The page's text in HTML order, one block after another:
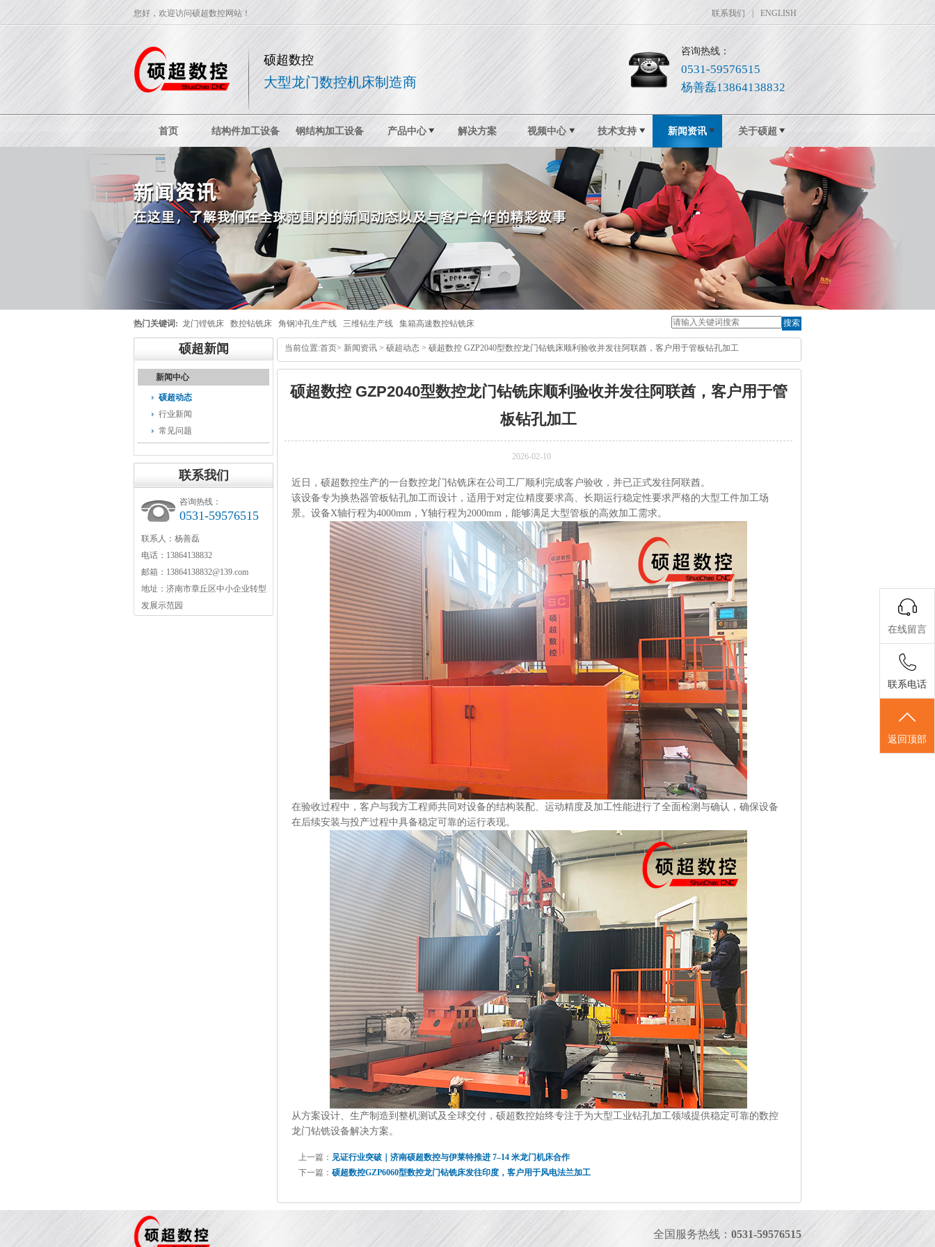
联系我们 ENGLISH
您好，欢迎访问硕超数控网站！
硕超数控
大型龙门数控机床制造商
咨询热线：
0531-59576515
杨善磊13864138832
首页 结构件加工设备 钢结构加工设备 产品中心 解决方案 视频中心 技术支持 新闻资讯 关于硕超
热门关键词: 龙门镗铣床 数控钻铣床 角钢冲孔生产线 三维钻生产线 集箱高速数控钻铣床 搜索
硕超新闻
新闻中心
硕超动态
行业新闻
常见问题
联系我们
咨询热线：
0531-59576515
联系人：杨善磊
电话：13864138832
邮箱：13864138832@139.com
地址：济南市章丘区中小企业转型
发展示范园
当前位置:首页> 新闻资讯 > 硕超动态 > 硕超数控 GZP2040型数控龙门钻铣床顺利验收并发往阿联酋，客户用于管板钻孔加工
硕超数控 GZP2040型数控龙门钻铣床顺利验收并发往阿联酋，客户用于管
板钻孔加工
2026-02-10
近日，硕超数控生产的一台数控龙门钻铣床在公司工厂顺利完成客户验收，并已正式发往阿联酋。
该设备专为换热器管板钻孔加工而设计，适用于对定位精度要求高、长期运行稳定性要求严格的大型工件加工场
景。设备X轴行程为4000mm，Y轴行程为2000mm，能够满足大型管板的高效加工需求。
在验收过程中，客户与我方工程师共同对设备的结构装配、运动精度及加工性能进行了全面检测与确认，确保设备
在后续安装与投产过程中具备稳定可靠的运行表现。
从方案设计、生产制造到整机测试及全球交付，硕超数控始终专注于为大型工业钻孔加工领域提供稳定可靠的数控
龙门钻铣设备解决方案。
上一篇： 见证行业突破｜济南硕超数控与伊莱特推进 7–14 米龙门机床合作
下一篇： 硕超数控GZP6060型数控龙门钻铣床发往印度，客户用于风电法兰加工
全国服务热线： 0531-59576515
在线留言
联系电话
返回顶部